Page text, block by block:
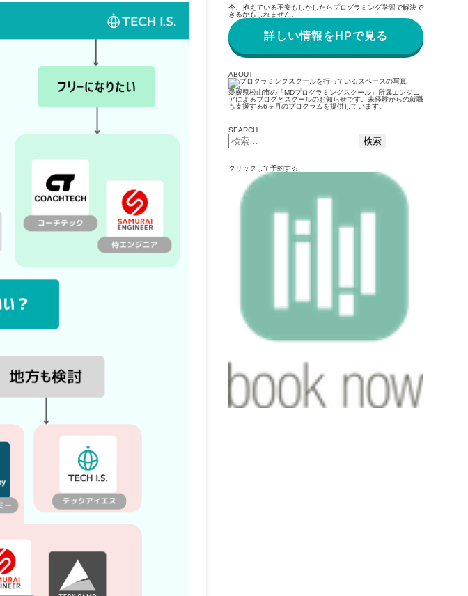
今、抱えている不安もしかしたらプログラミング学習で解決で
きるかもしれません。
詳しい情報をHPで見る
ABOUT
愛媛県松山市の「MDプログラミングスクール」所属エンジニ
アによるブログとスクールのお知らせです。未経験からの就職
も支援する6ヶ月のプログラムを提供しています。
SEARCH
検
索:
クリックして予約する